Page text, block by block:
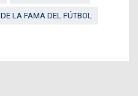
LA FAMA DEL FÚTBOL